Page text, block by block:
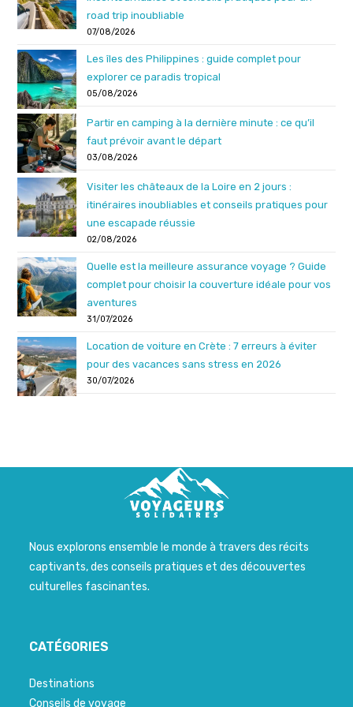
road trip inoubliable
07/08/2026
Les îles des Philippines : guide complet pour
explorer ce paradis tropical
05/08/2026
Partir en camping à la dernière minute : ce qu’il
faut prévoir avant le départ
03/08/2026
Visiter les châteaux de la Loire en 2 jours :
itinéraires inoubliables et conseils pratiques pour
une escapade réussie
02/08/2026
Quelle est la meilleure assurance voyage ? Guide
complet pour choisir la couverture idéale pour vos
aventures
31/07/2026
Location de voiture en Crète : 7 erreurs à éviter
pour des vacances sans stress en 2026
30/07/2026
Nous explorons ensemble le monde à travers des récits
captivants, des conseils pratiques et des découvertes
culturelles fascinantes.
CATÉGORIES
Destinations
Conseils de voyage